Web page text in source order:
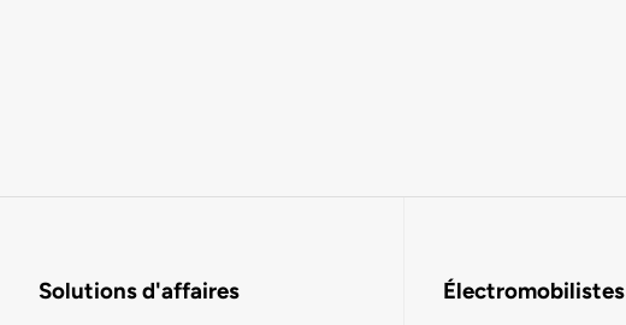
Solutions d'affaires Électromobilistes